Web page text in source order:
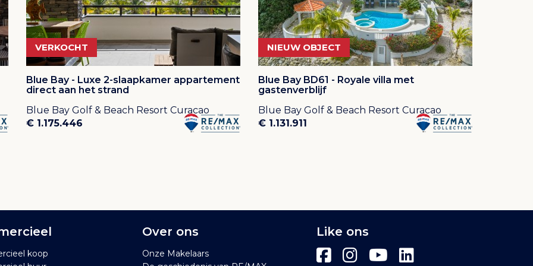
voor schaduw en privacy
afwerking creëren een luchtige,
binnen en buiten.
buitenruimte, met vrij uitzicht over het
plek om te ontspannen of te
voor twee auto’s.
VERKOCHT
Blue Bay - Luxe 2-slaapkamer appartement
direct aan het strand
Blue Bay Golf & Beach Resort Curacao
€ 1.175.446
NIEUW OBJECT
Blue Bay BD61 - Royale villa met
gastenverblijf
Blue Bay Golf & Beach Resort Curacao
€ 1.131.911
koop
Over ons
Onze Makelaars
Like ons